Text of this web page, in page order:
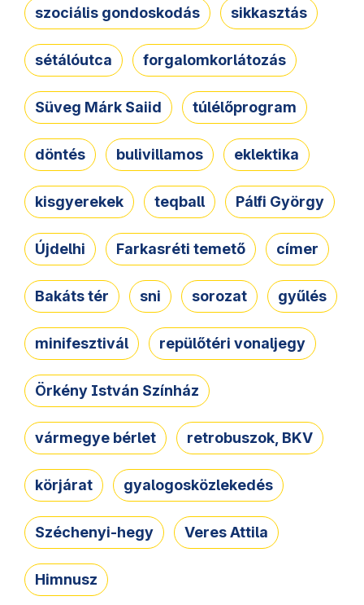
szociális gondoskodás sikkasztás
sétálóutca forgalomkorlátozás
Süveg Márk Saiid túlélőprogram
döntés bulivillamos eklektika
kisgyerekek teqball Pálfi György
Újdelhi Farkasréti temető címer
Bakáts tér sni sorozat gyűlés
minifesztivál repülőtéri vonaljegy
Örkény István Színház
vármegye bérlet retrobuszok, BKV
körjárat gyalogosközlekedés
Széchenyi-hegy Veres Attila
Himnusz